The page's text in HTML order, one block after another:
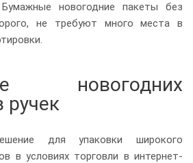
Бумажные новогодние пакеты без
не требуют много места в
новогодних
ручек
для упаковки широкого
в условиях торговли в интернет-